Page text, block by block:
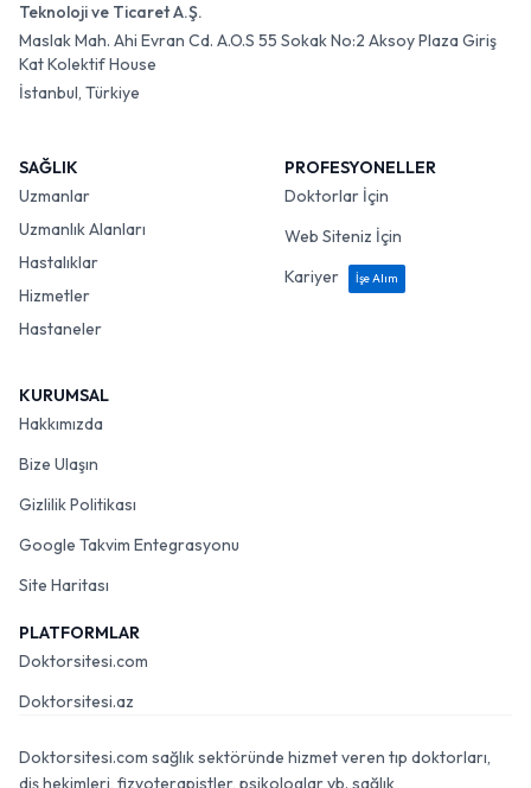
Teknoloji ve Ticaret A.Ş.
Maslak Mah. Ahi Evran Cd. A.O.S 55 Sokak No:2 Aksoy Plaza Giriş
Kat Kolektif House
İstanbul, Türkiye
SAĞLIK
Uzmanlar
Uzmanlık Alanları
Hastalıklar
Hizmetler
Hastaneler
PROFESYONELLER
Doktorlar İçin
Web Siteniz İçin
Kariyer
İşe Alım
KURUMSAL
Hakkımızda
Bize Ulaşın
Gizlilik Politikası
Google Takvim Entegrasyonu
Site Haritası
PLATFORMLAR
Doktorsitesi.com
Doktorsitesi.az
Doktorsitesi.com sağlık sektöründe hizmet veren tıp doktorları,
diş hekimleri, fizyoterapistler, psikologlar vb. sağlık